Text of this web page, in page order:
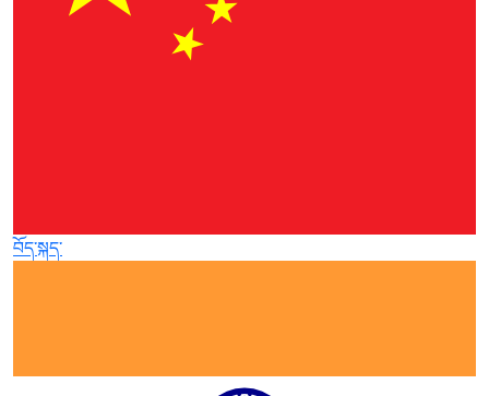
བོད་སྐད་